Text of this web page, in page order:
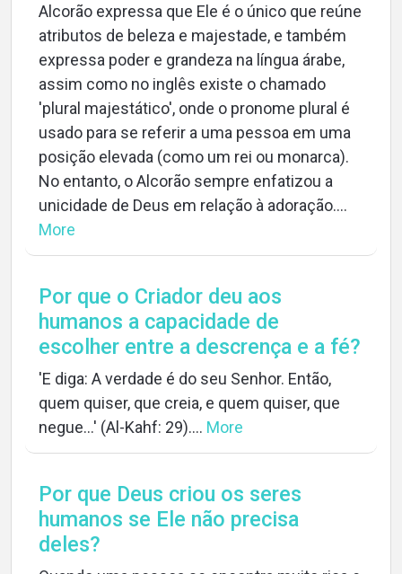
Alcorão expressa que Ele é o único que reúne
atributos de beleza e majestade, e também
expressa poder e grandeza na língua árabe,
assim como no inglês existe o chamado
'plural majestático', onde o pronome plural é
usado para se referir a uma pessoa em uma
posição elevada (como um rei ou monarca).
No entanto, o Alcorão sempre enfatizou a
unicidade de Deus em relação à adoração....
More
Por que o Criador deu aos
humanos a capacidade de
escolher entre a descrença e a fé?
'E diga: A verdade é do seu Senhor. Então,
quem quiser, que creia, e quem quiser, que
negue...' (Al-Kahf: 29).... More
Por que Deus criou os seres
humanos se Ele não precisa
deles?